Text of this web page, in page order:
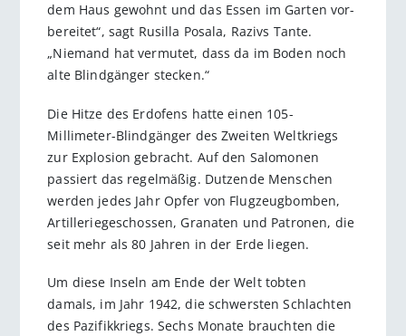
dem Haus gewohnt und das Essen im Garten vor­
bereitet“, sagt Rusilla Posala, Ra­zivs Tante.
„Niemand hat vermutet, dass da im Boden noch
alte Blindgänger stecken.“
Die Hitze des Erdofens hatte einen 105-
Millimeter-Blindgänger des Zweiten Weltkriegs
zur Explosion gebracht. Auf den Salomonen
passiert das regelmäßig. Dutzende Menschen
werden jedes Jahr Opfer von Flugzeugbomben,
Artilleriegeschossen, Granaten und Patronen, die
seit mehr als 80 Jahren in der Erde liegen.
Um diese Inseln am Ende der Welt tobten
damals, im Jahr 1942, die schwersten Schlachten
des Pazifikkriegs. Sechs Monate brauchten die